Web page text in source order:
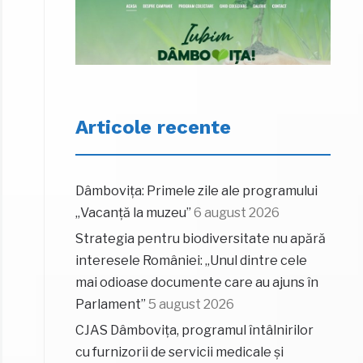
Articole recente
Dâmbovița: Primele zile ale programului
„Vacanță la muzeu” 6 august 2026
Strategia pentru biodiversitate nu apără
interesele României: „Unul dintre cele
mai odioase documente care au ajuns în
Parlament” 5 august 2026
CJAS Dâmbovița, programul întâlnirilor
cu furnizorii de servicii medicale și